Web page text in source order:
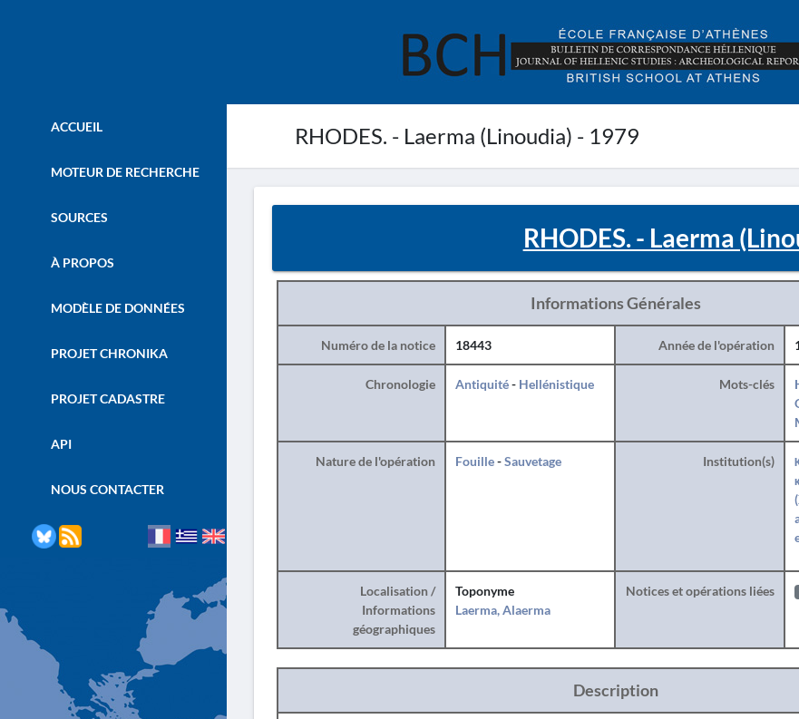
RHODES. - Laerma (Linoudia) - 1979
ACCUEIL
MOTEUR DE RECHERCHE
SOURCES
À PROPOS
MODÈLE DE DONNÉES
PROJET CHRONIKA
PROJET CADASTRE
API
NOUS CONTACTER
RHODES. - Laerma
Informations Générales
Numéro de la notice 18443 Année de l'opération
Chronologie Antiquité- Hellénistique Mots-clés
Nature de l'opération Fouille-Sauvetage Institution(s)
Localisation /
Informations
géographiques
Toponyme
Laerma, Alaerma
Notices et opérations liées
Description